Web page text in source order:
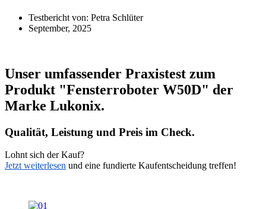
Testbericht von: Petra Schlüter
September, 2025
Unser umfassender Praxistest zum
Produkt "Fensterroboter W50D" der
Marke Lukonix.
Qualität, Leistung und Preis im Check.
Lohnt sich der Kauf?
Jetzt weiterlesen und eine fundierte Kaufentscheidung treffen!